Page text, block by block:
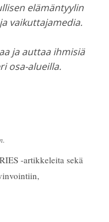
elämäntyylin
vaikuttajamedia.
ja auttaa ihmisiä
osa-alueilla.
-artikkeleita sekä